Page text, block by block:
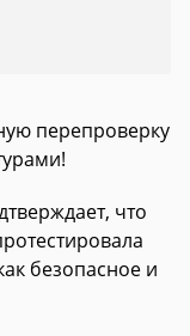
перепроверку
что
безопасное и